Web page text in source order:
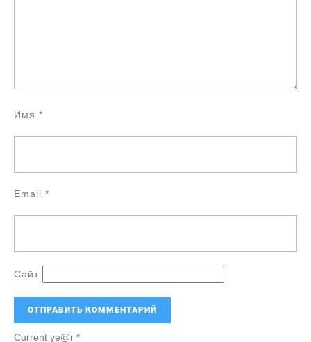
Имя *
Email *
Сайт
Current ye@r *